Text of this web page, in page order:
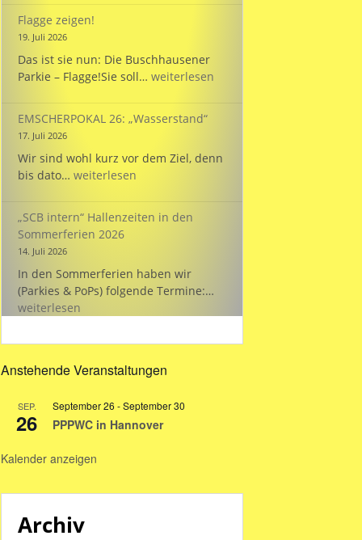
der
WM
für
die
Flagge zeigen!
19. Juli 2026
Das ist sie nun: Die Buschhausener
Parkie – Flagge!Sie soll… Flagge
weiterlesen
EMSCHERPOKAL 26: „Wasserstand“
17. Juli 2026
Wir sind wohl kurz vor dem Ziel, denn
bis dato… EMSCHERPOKAL
weiterlesen
„SCB intern“ Hallenzeiten in den
Sommerferien 2026
14. Juli 2026
In den Sommerferien haben wir
(Parkies & PoPs) folgende Termine:…
in
weiterlesen
Anstehende Veranstaltungen
SEP.
26
September 26 -September 30
PPPWC in Hannover
Kalender anzeigen
Archiv